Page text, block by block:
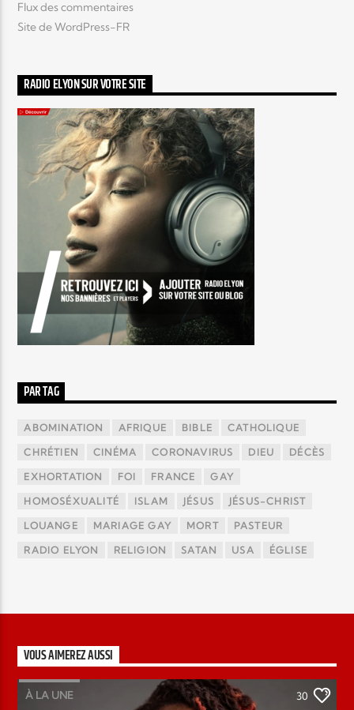
Flux des commentaires
Site de WordPress-FR
RADIO ELYON SUR VOTRE SITE
PAR TAG
ABOMINATION AFRIQUE BIBLE CATHOLIQUE
CHRÉTIEN CINÉMA CORONAVIRUS DIEU DÉCÈS
EXHORTATION FOI FRANCE GAY
HOMOSÉXUALITÉ ISLAM JÉSUS JÉSUS-CHRIST
LOUANGE MARIAGE GAY MORT PASTEUR
RADIO ELYON RELIGION SATAN USA ÉGLISE
VOUS AIMEREZ AUSSI
À LA UNE 30